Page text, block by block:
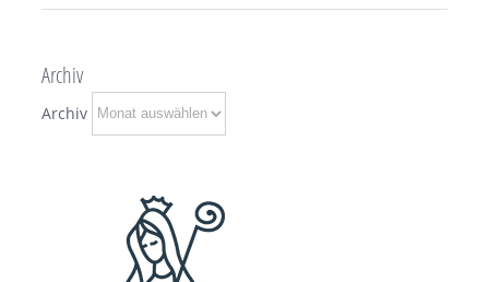
Archiv
Archiv